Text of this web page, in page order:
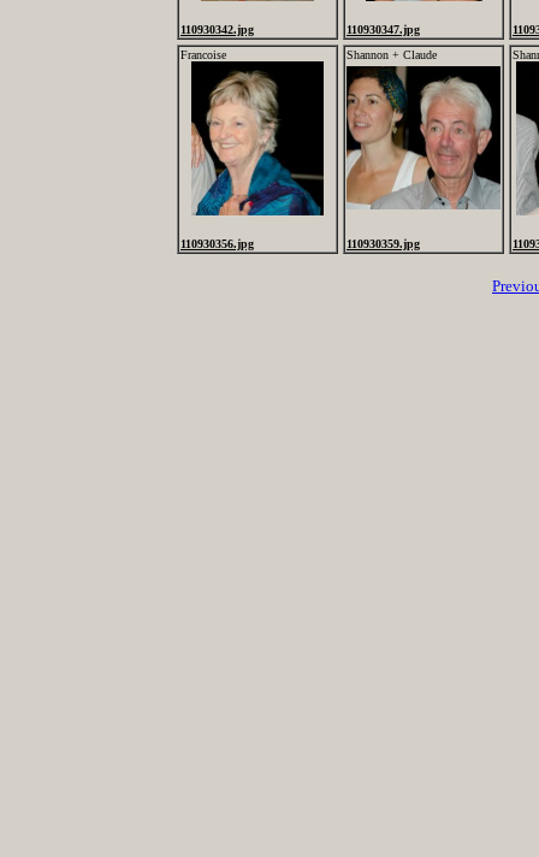
110930342.jpg 110930347.jpg
Francoise
110930356.jpg
Shannon + Claude
110930359.jpg